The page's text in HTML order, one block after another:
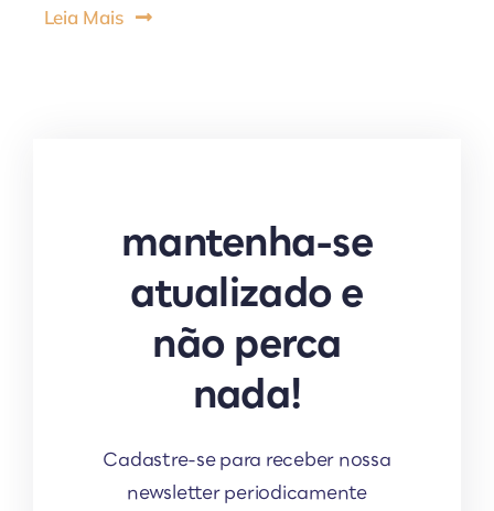
Leia Mais
mantenha-se
atualizado e
não perca
nada!
Cadastre-se para receber nossa
newsletter periodicamente